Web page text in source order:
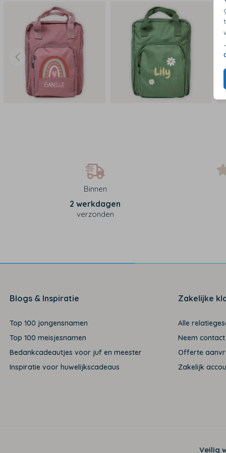
Binnen
2 werkdagen
verzonden
Blogs & Inspiratie
Top 100 jongensnamen
Top 100 meisjesnamen
Bedankcadeautjes voor juf en meester
Inspiratie voor huwelijkscadeaus
Zakelijke
Alle
Neem
Offerte
Zakelijk
Veilig